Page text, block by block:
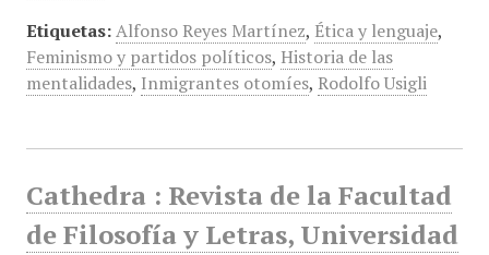
Etiquetas: Alfonso Reyes Martínez, Ética y lenguaje,
Feminismo y partidos políticos, Historia de las
mentalidades, Inmigrantes otomíes, Rodolfo Usigli
Cathedra : Revista de la Facultad
de Filosofía y Letras, Universidad